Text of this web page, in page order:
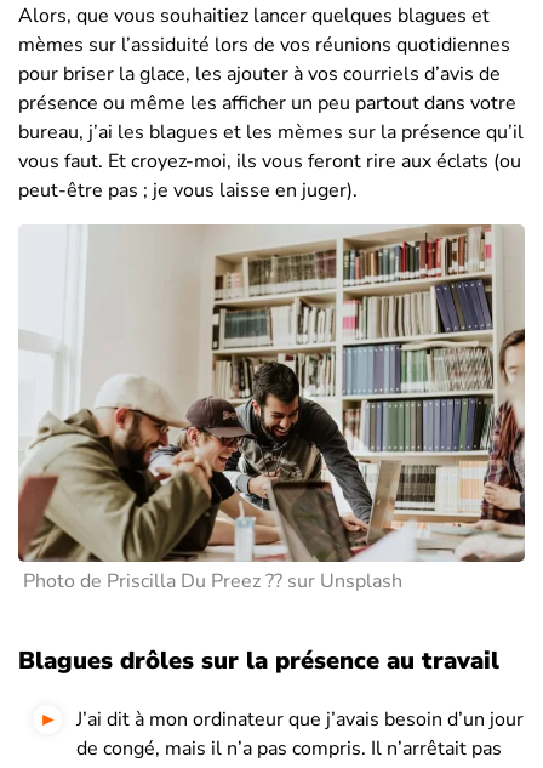
Alors, que vous souhaitiez lancer quelques blagues et
mèmes sur l’assiduité lors de vos réunions quotidiennes
pour briser la glace, les ajouter à vos courriels d’avis de
présence ou même les afficher un peu partout dans votre
bureau, j’ai les blagues et les mèmes sur la présence qu’il
vous faut. Et croyez-moi, ils vous feront rire aux éclats (ou
peut-être pas ; je vous laisse en juger).
Photo de Priscilla Du Preez ?? sur Unsplash
Blagues drôles sur la présence au travail
J’ai dit à mon ordinateur que j’avais besoin d’un jour
de congé, mais il n’a pas compris. Il n’arrêtait pas